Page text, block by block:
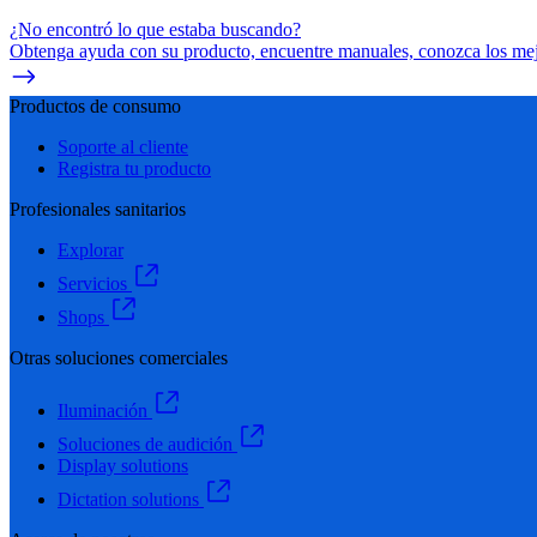
¿No encontró lo que estaba buscando?
Obtenga ayuda con su producto, encuentre manuales, conozca los
Productos de consumo
Soporte al cliente
Registra tu producto
Profesionales sanitarios
Explorar
Servicios
Shops
Otras soluciones comerciales
Iluminación
Soluciones de audición
Display solutions
Dictation solutions